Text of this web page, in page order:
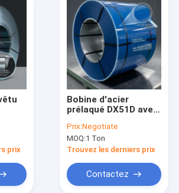
prix
Bobine d'acier
prélaqué DX51D avec
personnalisation de
couleur RAL pour
toiture et usage
Prix:Negotiate
MOQ:1 Ton
Trouvez les derniers prix
Contactez